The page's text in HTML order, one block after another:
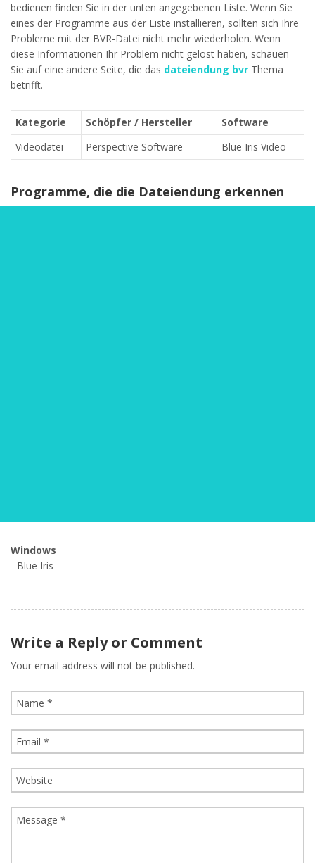
bedienen finden Sie in der unten angegebenen Liste. Wenn Sie
eines der Programme aus der Liste installieren, sollten sich Ihre
Probleme mit der BVR-Datei nicht mehr wiederholen. Wenn
diese Informationen Ihr Problem nicht gelöst haben, schauen
Sie auf eine andere Seite, die das dateiendung bvr Thema
betrifft.
Kategorie Schöpfer / Hersteller
Software
Videodatei
Perspective Software Blue Iris Video
Programme, die die Dateiendung erkennen
Windows
- Blue Iris
Write a Reply or Comment
Your email address will not be published.